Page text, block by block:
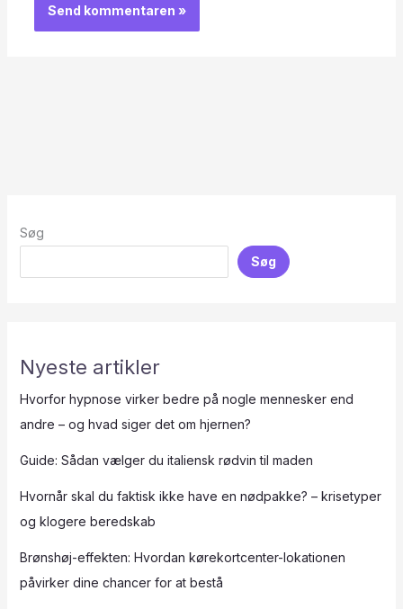
Søg
Søg
Nyeste artikler
Hvorfor hypnose virker bedre på nogle mennesker end
andre – og hvad siger det om hjernen?
Guide: Sådan vælger du italiensk rødvin til maden
Hvornår skal du faktisk ikke have en nødpakke? – krisetyper
og klogere beredskab
Brønshøj-effekten: Hvordan kørekortcenter-lokationen
påvirker dine chancer for at bestå